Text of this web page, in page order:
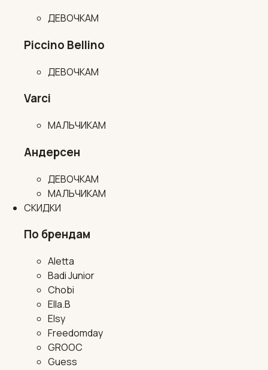
ДЕВОЧКАМ
Piccino Bellino
ДЕВОЧКАМ
Varci
МАЛЬЧИКАМ
Андерсен
ДЕВОЧКАМ
МАЛЬЧИКАМ
СКИДКИ
По брендам
Aletta
Badi Junior
Chobi
Ella.B
Elsy
Freedomday
GROOC
Guess